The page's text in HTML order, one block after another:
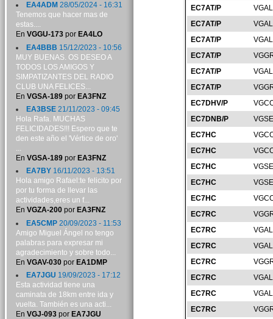
EC7AT/P
EC7AT/P
EC7AT/P
EC7AT/P
EC7AT/P
EC7AT/P
EC7DHV/P
EC7DNB/P
EC7HC
EC7HC
EC7HC
EC7HC
EC7HC
EC7RC
EC7RC
EC7RC
EC7RC
EC7RC
EC7RC
EC7RC
EA4ADM 28/05/2024 - 16:31
Tenemos que hacer mas de
estas....
En VGGU-173por EA4LO
EA4BBB 15/12/2023 - 10:56
MUY BUENAS. OS DESEO A
TODOS LOS AMIGOS Y
SIMPATIZANTES DEL RADIO
CLUB UNA FELICES...
En VGSA-189por EA3FNZ
EA3BSE21/11/2023 - 09:45
Hola Rafa. MUCHAS
FELICIDADES!!! Espero que te
den este año el 'Vértice de oro'
...
En VGSA-189por EA3FNZ
EA7BY16/11/2023 - 13:51
Hola amigo Rafael:te felicito por
por tu forma de llevar las
actividades,eres un f...
En VGZA-200por EA3FNZ
EA5CMP20/09/2023 - 11:53
Amigo Miguel Ángel no tengo
palabras para expresar mi
agradecimiento y sobre todo...
En VGAV-030por EA1DMP
EA7JGU 19/09/2023 - 17:12
Esta actividad tiene una
caminata de 18km entre ida y
vuelta. También es una acti...
En VGJ-093por EA7JGU